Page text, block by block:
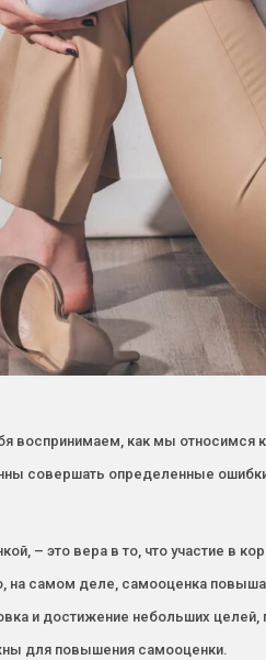
воспринимаем, как мы
определенные
– это вера в то, что участие в
на самом деле, самооценка
и достижение небольших целей,
для повышения самооценки.